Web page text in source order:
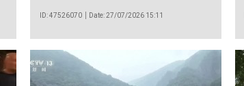
ID: 47526070 Date: 27/07/2026 15:11